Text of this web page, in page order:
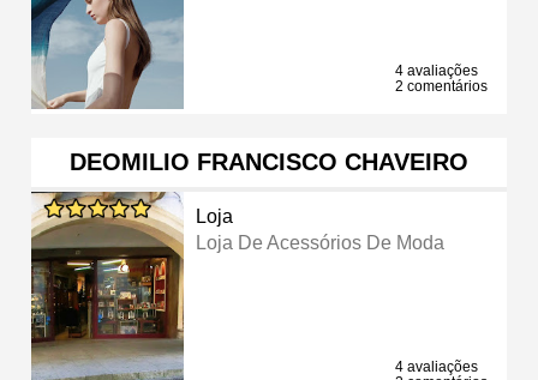
4 avaliações
2 comentários
DEOMILIO FRANCISCO CHAVEIRO
Loja
Loja De Acessórios De Moda
4 avaliações